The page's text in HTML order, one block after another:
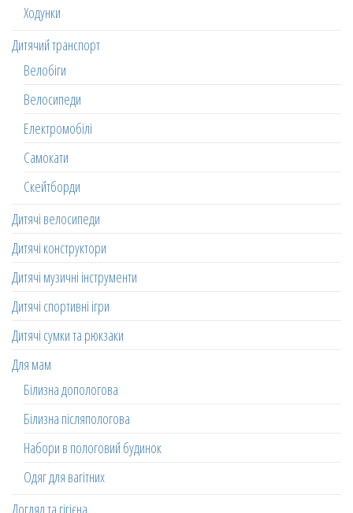
Ходунки
Дитячий транспорт
Велобіги
Велосипеди
Електромобілі
Самокати
Скейтборди
Дитячі велосипеди
Дитячі конструктори
Дитячі музичні інструменти
Дитячі спортивні ігри
Дитячі сумки та рюкзаки
Для мам
Білизна допологова
Білизна післяпологова
Набори в пологовий будинок
Одяг для вагітних